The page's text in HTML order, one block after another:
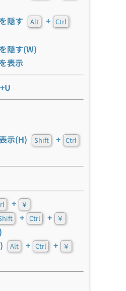
隠す Alt + Ctrl
隠す(W)
表示
示(H)
Shift + Ctrl
+ ￥
+ Ctrl + ￥
Alt + Ctrl + ￥